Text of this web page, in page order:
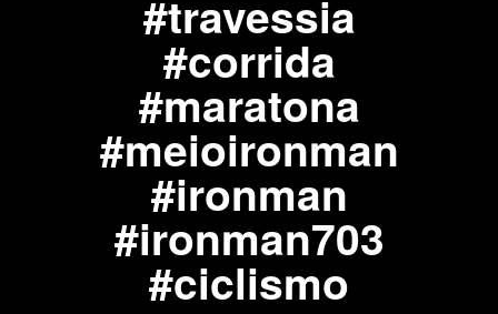
#travessia
#corrida
#maratona
#meioironman
#ironman
#ironman703
#ciclismo